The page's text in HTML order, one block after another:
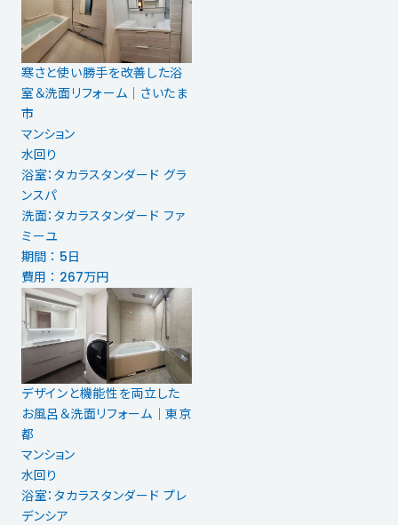
寒さと使い勝手を改善した浴
室＆洗面リフォーム｜さいたま
市
マンション
水回り
浴室：タカラスタンダード グラ
ンスパ
洗面：タカラスタンダード ファ
ミーユ
期間 ： 5日
費用 ： 267万円
デザインと機能性を両立した
お風呂＆洗面リフォーム｜東京
都
マンション
水回り
浴室：タカラスタンダード プレ
デンシア